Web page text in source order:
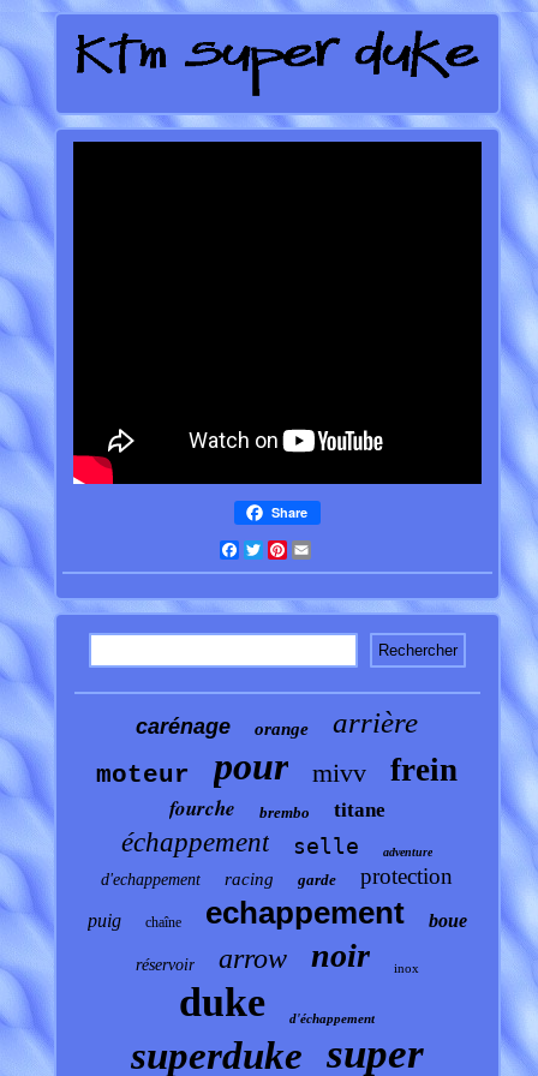
Share
Facebook
TwitterPinterest
carénage orange arrière
moteur pour mivv frein
fourche brembo titane
échappement selle adventure
d'echappement racing garde protection
puig chaîne echappement boue
réservoir arrow noir inox
duke d'échappement
superduke super